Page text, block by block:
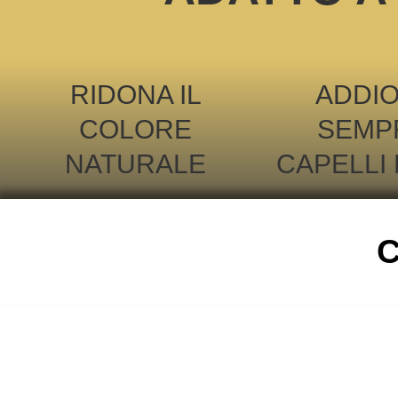
RIDONA IL
COLORE
NATURALE
CAPELLI